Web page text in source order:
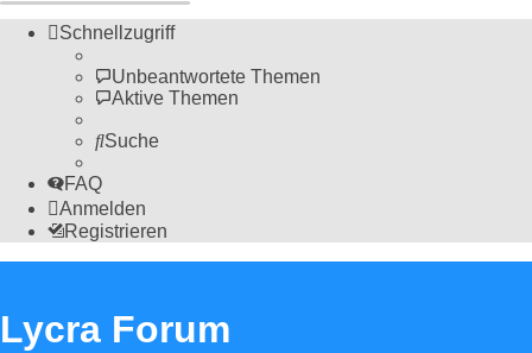
Schnellzugriff
Unbeantwortete Themen
Aktive Themen
Suche
FAQ
Anmelden
Registrieren
Lycra Forum